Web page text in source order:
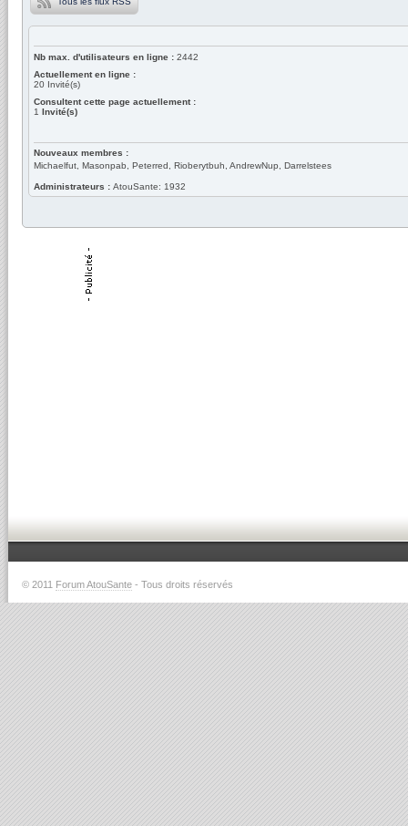
Nb max. d'utilisateurs en ligne : 2442
Actuellement en ligne :
20 Invité(s)
Consultent cette page actuellement :
1 Invité(s)
Nouveaux membres :
Michaelfut, Masonpab, Peterred, Rioberytbuh, AndrewNup, Darrelstees
Administrateurs : AtouSante: 1932
© 2011 Forum AtouSante - Tous droits réservés